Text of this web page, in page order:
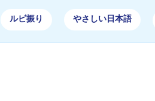
ルビ振り やさしい日本語